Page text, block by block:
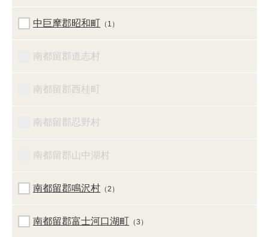
中巨摩郡昭和町 （1）
南都留郡道志村
南都留郡西桂町
南都留郡忍野村
南都留郡山中湖村
南都留郡鳴沢村 （2）
南都留郡富士河口湖町 （3）